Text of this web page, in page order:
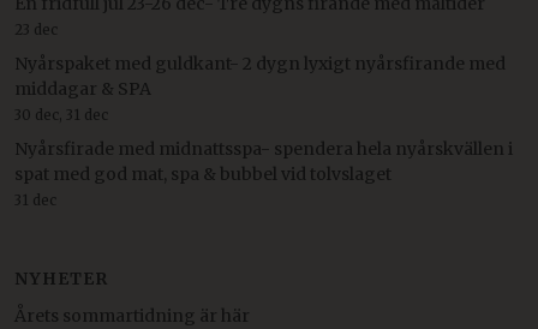
23 dec
Nyårspaket med guldkant- 2 dygn lyxigt nyårsfirande med
middagar & SPA
30 dec, 31 dec
Nyårsfirade med midnattsspa- spendera hela nyårskvällen i
spat med god mat, spa & bubbel vid tolvslaget
31 dec
NYHETER
Årets sommartidning är här